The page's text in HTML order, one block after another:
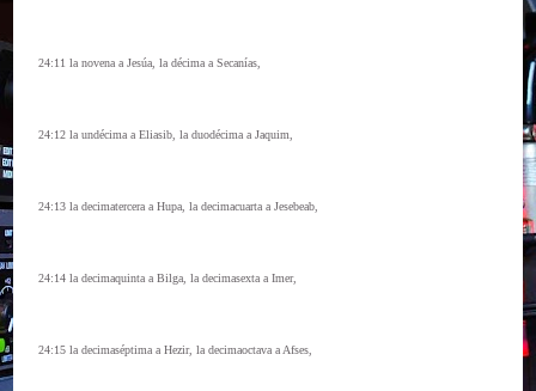
24:11 la novena a Jesúa, la décima a Secanías,
24:12 la undécima a Eliasib, la duodécima a Jaquim,
24:13 la decimatercera a Hupa, la decimacuarta a Jesebeab,
24:14 la decimaquinta a Bilga, la decimasexta a Imer,
24:15 la decimaséptima a Hezir, la decimaoctava a Afses,